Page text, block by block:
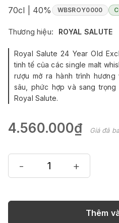
70cl | 40% WBSROY0000
Thương hiệu: ROYAL SALUTE
Royal Salute 24 Year Old
tinh tế của các single malt
rượu mở ra hành trình
sâu, phức hợp và sang
Royal Salute.
4.560.000₫ Giá đã
- +
Thêm